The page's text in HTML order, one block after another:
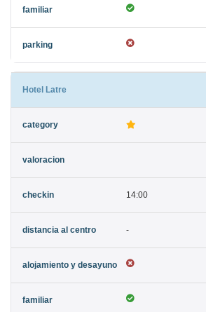
Hotel Latre
14:00
-